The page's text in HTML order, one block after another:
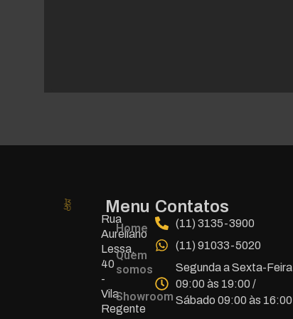
Rua
Aureliano
Lessa,
40
-
Vila
Regente
Menu
Home
Quem
somos
Showroom
Contatos
(11) 3135-3900
(11) 91033-5020
Segunda a Sexta-Feira
09:00 às 19:00 /
Sábado 09:00 às 16:00